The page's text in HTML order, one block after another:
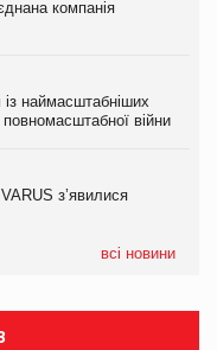
компанія
наймасштабніших
війни
з’явилися
всі новини
з’явилися
вироби на
шоколаду